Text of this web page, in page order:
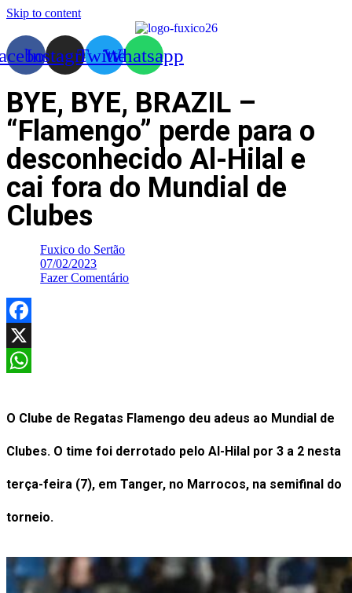
Skip to content
InstagramTwitterWhatsapp
BYE, BYE, BRAZIL –
“Flamengo” perde para o
desconhecido Al-Hilal e
cai fora do Mundial de
Clubes
Fuxico do Sertão
07/02/2023
Fazer Comentário
Facebook
X
O Clube de Regatas Flamengo deu adeus ao Mundial de
Clubes. O time foi derrotado pelo Al-Hilal por 3 a 2 nesta
terça-feira (7), em Tanger, no Marrocos, na semifinal do
torneio.